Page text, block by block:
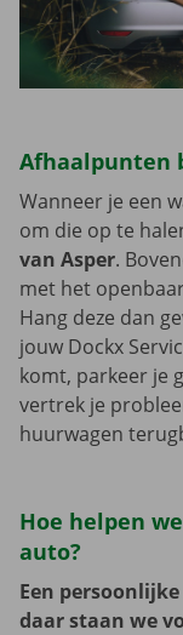
Afhaalpunten
Wanneer je een
om die op te
van Asper.
met het
Hang deze dan
jouw Dockx
komt, parkeer je
vertrek je
huurwagen
Hoe helpen
auto?
Een
daar staan we